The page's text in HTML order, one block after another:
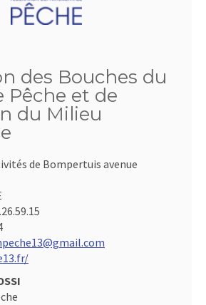
des Bouches du
Pêche et de
du Milieu
de Bompertuis avenue